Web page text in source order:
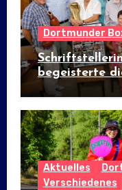
Dortmunder
begeisterte
Prominenten-
Aktuelles
Verschiedenes